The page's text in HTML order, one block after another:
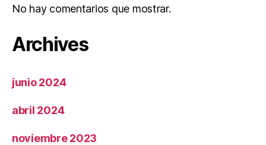
No hay comentarios que mostrar.
Archives
junio 2024
abril 2024
noviembre 2023